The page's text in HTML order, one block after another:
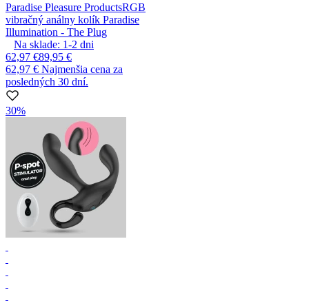
Paradise Pleasure ProductsRGB
vibračný análny kolík Paradise
Illumination - The Plug
Na sklade: 1-2 dni
62,97 €89,95 €
62,97 € Najmenšia cena za
posledných 30 dní.
30%